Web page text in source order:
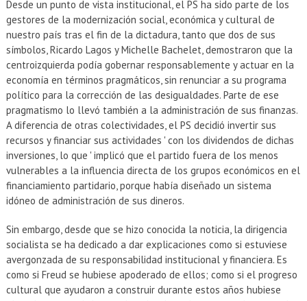
Desde un punto de vista institucional, el PS ha sido parte de los
gestores de la modernización social, económica y cultural de
nuestro país tras el fin de la dictadura, tanto que dos de sus
símbolos, Ricardo Lagos y Michelle Bachelet, demostraron que la
centroizquierda podía gobernar responsablemente y actuar en la
economía en términos pragmáticos, sin renunciar a su programa
político para la corrección de las desigualdades. Parte de ese
pragmatismo lo llevó también a la administración de sus finanzas.
A diferencia de otras colectividades, el PS decidió invertir sus
recursos y financiar sus actividades ' con los dividendos de dichas
inversiones, lo que ' implicó que el partido fuera de los menos
vulnerables a la influencia directa de los grupos económicos en el
financiamiento partidario, porque había diseñado un sistema
idóneo de administración de sus dineros.
Sin embargo, desde que se hizo conocida la noticia, la dirigencia
socialista se ha dedicado a dar explicaciones como si estuviese
avergonzada de su responsabilidad institucional y financiera. Es
como si Freud se hubiese apoderado de ellos; como si el progreso
cultural que ayudaron a construir durante estos años hubiese